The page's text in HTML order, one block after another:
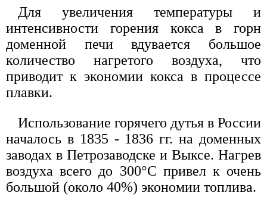
Для увеличения температуры и
интенсивности горения кокса в горн
доменной печи вдувается большое
количество нагретого воздуха, что
приводит к экономии кокса в процессе
плавки.
Использование горячего дутья в России
началось в 1835 - 1836 гг. на доменных
заводах в Петрозаводске и Выксе. Нагрев
воздуха всего до 300°С привел к очень
большой (около 40%) экономии топлива.